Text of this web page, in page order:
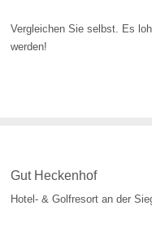
Vergleichen Sie selbst. Es
werden!
Gut Heckenhof
Hotel- & Golfresort an der